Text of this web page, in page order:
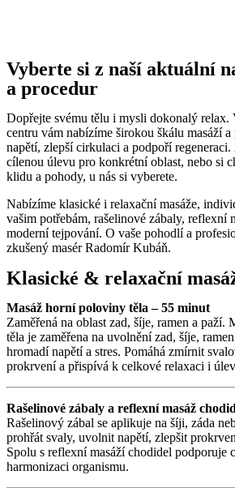
Vyberte si z naší aktuální
a procedur
Dopřejte svému tělu i mysli dokonalý relax.
centru vám nabízíme širokou škálu masáží
napětí, zlepší cirkulaci a podpoří
cílenou úlevu pro konkrétní oblast, nebo si
klidu a pohody, u nás si vyberete.
Nabízíme klasické i relaxační masáže,
vašim potřebám, rašelinové zábaly, reflexní
moderní tejpování. O vaše pohodlí a
zkušený masér Radomír Kubáň.
Klasické & relaxační
Masáž horní poloviny těla – 55 minut
Zaměřená na oblast zad, šíje, ramen a paží.
těla je zaměřena na uvolnění zad, šíje,
hromadí napětí a stres. Pomáhá zmírnit
prokrvení a přispívá k celkové relaxaci i
Rašelinové zábaly a reflexní masáž
Rašelinový zábal se aplikuje na šíji, záda
prohřát svaly, uvolnit napětí, zlepšit
Spolu s reflexní masáží chodidel podporuje
harmonizaci organismu.